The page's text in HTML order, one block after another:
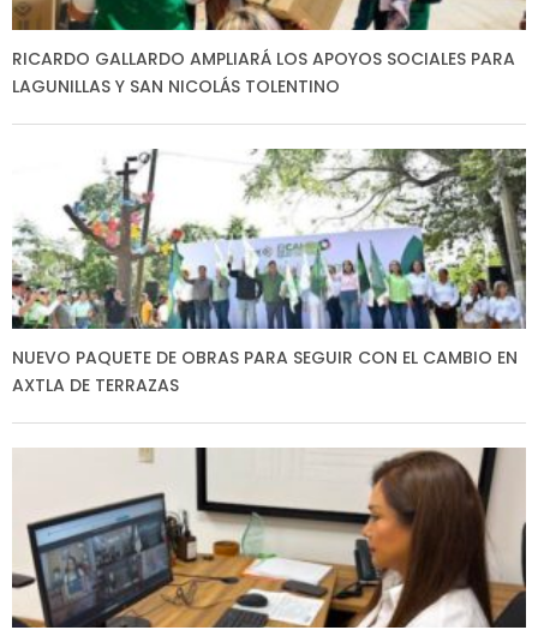
RICARDO GALLARDO AMPLIARÁ LOS APOYOS SOCIALES PARA
LAGUNILLAS Y SAN NICOLÁS TOLENTINO
NUEVO PAQUETE DE OBRAS PARA SEGUIR CON EL CAMBIO EN
AXTLA DE TERRAZAS